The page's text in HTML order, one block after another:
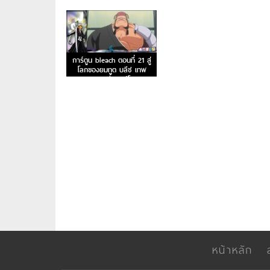
การ์ตูน bleach ตอนที่ 21 สู่
โลกของยมทูต บลีช เทพ
มรณะ ตอนที่ 21 สู่โลกของ
หน้าหลัก